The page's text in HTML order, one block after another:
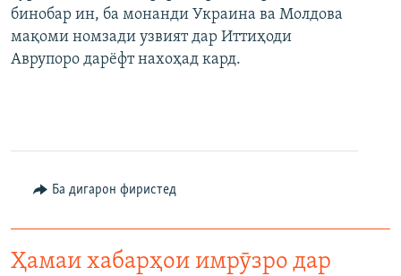
бинобар ин, ба монанди Украина ва Молдова
мақоми номзади узвият дар Иттиҳоди
Аврупоро дарёфт нахоҳад кард.
Ба дигарон фиристед
Ҳамаи хабарҳои имрӯзро дар